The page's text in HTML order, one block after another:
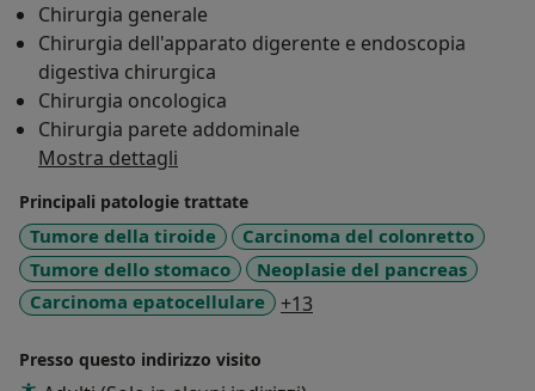
Chirurgia generale
Chirurgia dell'apparato digerente e endoscopia
digestiva chirurgica
Chirurgia oncologica
Chirurgia parete addominale
Mostra dettagli
Principali patologie trattate
Tumore della tiroide
Carcinoma del colonretto
Tumore dello stomaco
Neoplasie del pancreas
Carcinoma epatocellulare
+13
Presso questo indirizzo visito